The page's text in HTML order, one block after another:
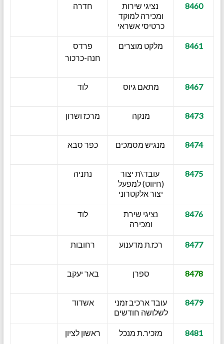
8460
נציגי שירות
ומכירה למוקד
כרטיסי אשראי
חדרה
8461 מלקט מוצרים
פרדס
חנה-כרכור
8467 מתאם גיוס לוד
8473 מנקה מרכז ושרון
8474 מנגיש מסמכים כפר סבא
8475
עובד\ת יצור
(חיווט) למפעל
יצור אלקטרוני
נתניה
8476
נציגי שירת
ומכירה
לוד
8477 רכז.ת מדענוע רחובות
8478 ספרן באר יעקב
8479
עובד ארכיב זמני
לשלושה חודשים
אשדוד
8481 מזכיר.ת מנכל ראשון לציון